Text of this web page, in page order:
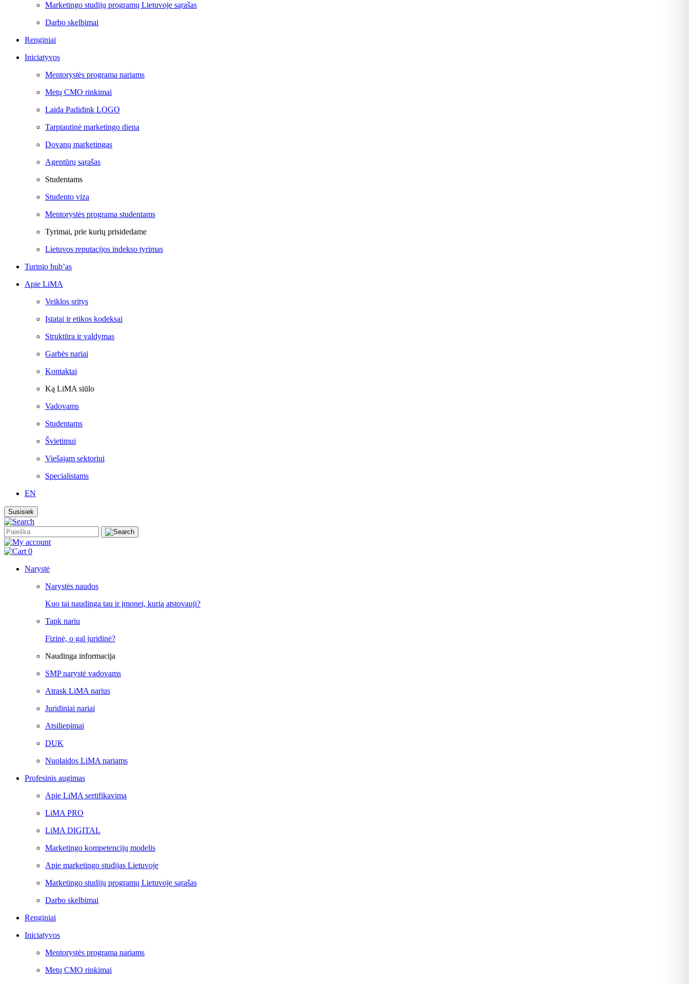
Marketingo studijų programų Lietuvoje sąrašas
Darbo skelbimai
Renginiai
Iniciatyvos
Mentorystės programa nariams
Metų CMO rinkimai
Laida Padidink LOGO
Tarptautinė marketingo diena
Dovanų marketingas
Agentūrų sąrašas
Studentams
Studento viza
Mentorystės programa studentams
Tyrimai, prie kurių prisidedame
Lietuvos reputacijos indekso tyrimas
Turinio hub’as
Apie LiMA
Veiklos sritys
Įstatai ir etikos kodeksai
Struktūra ir valdymas
Garbės nariai
Kontaktai
Ką LiMA siūlo
Vadovams
Studentams
Švietimui
Viešajam sektoriui
Specialistams
EN
Susisiek
0
Narystė
Narystės naudos
Kuo tai naudinga tau ir įmonei, kurią atstovauji?
Tapk nariu
Fizinė, o gal juridinė?
Naudinga informacija
SMP narystė vadovams
Atrask LiMA narius
Juridiniai nariai
Atsiliepimai
DUK
Nuolaidos LiMA nariams
Profesinis augimas
Apie LiMA sertifikavimą
LiMA PRO
LiMA DIGITAL
Marketingo kompetencijų modelis
Apie marketingo studijas Lietuvoje
Marketingo studijų programų Lietuvoje sąrašas
Darbo skelbimai
Renginiai
Iniciatyvos
Mentorystės programa nariams
Metų CMO rinkimai